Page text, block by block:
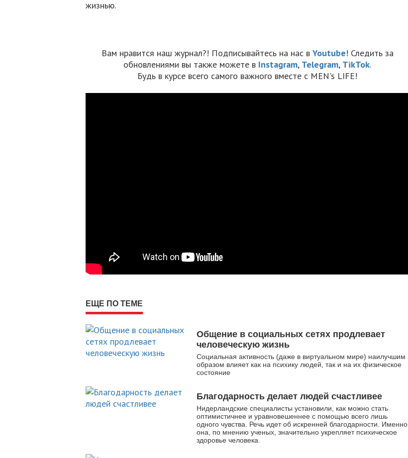
жизнью.
Вам нравится наш журнал?! Подписывайтесь на нас в Youtube! Следить за
обновлениями вы также можете в Instagram, Telegram, TikTok.
Будь в курсе всего самого важного вместе с MEN's LIFE!
ЕЩЕ ПО ТЕМЕ
Общение в социальных сетях продлевает
человеческую жизнь
Социальная активность (даже в виртуальном мире) наилучшим
образом влияет как на психику людей, так и на их физическое
состояние
Благодарность делает людей счастливее
Нидерландские специалисты установили, как можно стать
оптимистичнее и уравновешеннее с помощью всего лишь
одного чувства. Речь идет об искренней благодарности. Именно
она, по мнению ученых, значительно укрепляет психическое
здоровье человека.